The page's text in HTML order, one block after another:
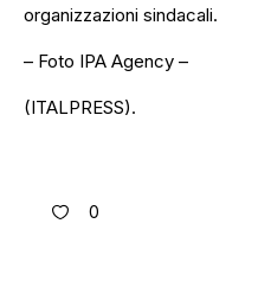
organizzazioni sindacali.
– Foto IPA Agency –
(ITALPRESS).
0